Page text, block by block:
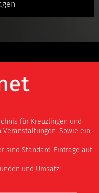
für Kreuzlingen und
Veranstaltungen. Sowie ein
sind Standard-Einträge auf
und Umsatz!